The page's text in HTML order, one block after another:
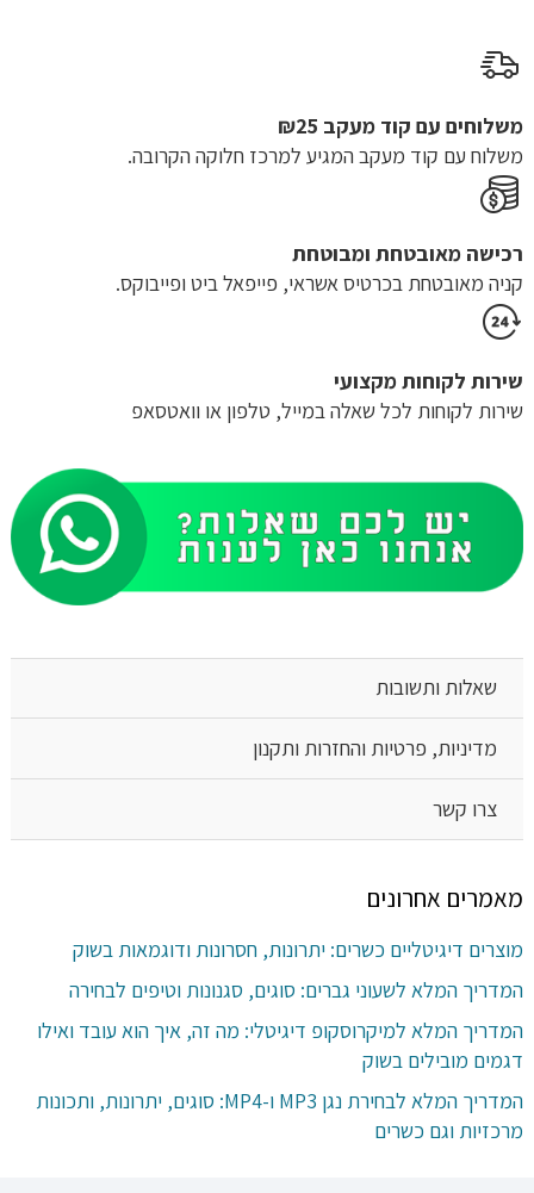
משלוחים עם קוד מעקב ₪25
משלוח​ עם קוד מעקב המגיע למרכז חלוקה הקרובה.
רכישה​ ​מאובטחת ומבוטחת
קניה מאובטחת בכרטיס אשראי, פייפאל ביט ופייבוקס.
שירות לקוחות מקצועי
שירות לקוחות לכל שאלה במייל, טלפון או וואטסאפ
שאלות ותשובות
מדיניות, פרטיות והחזרות ותקנון
צרו קשר
מאמרים אחרונים
מוצרים דיגיטליים כשרים: יתרונות, חסרונות ודוגמאות בשוק
המדריך המלא לשעוני גברים: סוגים, סגנונות וטיפים לבחירה
המדריך המלא למיקרוסקופ דיגיטלי: מה זה, איך הוא עובד ואילו
דגמים מובילים בשוק
המדריך המלא לבחירת נגן MP3 ו-MP4: סוגים, יתרונות, ותכונות
מרכזיות וגם כשרים